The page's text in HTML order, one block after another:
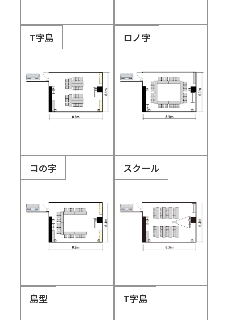
T字島 ロノ字
コの字 スクール
島型 T字島